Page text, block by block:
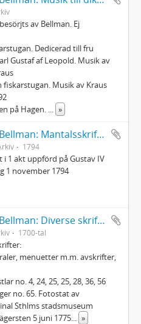
av Bellman. Ej
Dedicerad till fru
Gustaf af Leopold. Musik av
fiskarstugan. Musik av Kraus
på Hagen.
»
Carl Michael Bellman: Mantalsskrifningen
1794
i 1 akt uppförd på Gustav IV
1 november 1794
Carl Michael Bellman: Diverse skrifter
1700-tal
menuetter m.m. avskrifter,
no. 4, 24, 25, 25, 28, 36, 56
no. 65. Fotostat av
Sthlms stadsmuseum
5 juni 1775... »